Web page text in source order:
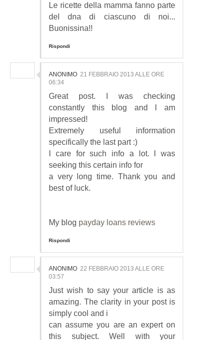
Le ricette della mamma fanno parte
del dna di ciascuno di noi...
Buonissina!!
Rispondi
ANONIMO 21 FEBBRAIO 2013 ALLE ORE
06:34
Great post. I was checking
constantly this blog and I am
impressed!
Extremely useful information
specifically the last part :)
I care for such info a lot. I was
seeking this certain info for
a very long time. Thank you and
best of luck.
My blog payday loans reviews
Rispondi
ANONIMO 22 FEBBRAIO 2013 ALLE ORE
03:57
Just wish to say your article is as
amazing. The clarity in your post is
simply cool and i
can assume you are an expert on
this subject. Well with your